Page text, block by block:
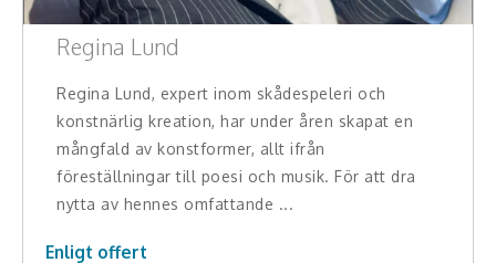
Event
Humoristiska föredrag
Ljus och belysning
Komiker
Konst
Regina Lund
Regina Lund, expert inom skådespeleri och
konstnärlig kreation, har under åren skapat en
mångfald av konstformer, allt ifrån
föreställningar till poesi och musik. För att dra
nytta av hennes omfattande ...
Enligt offert